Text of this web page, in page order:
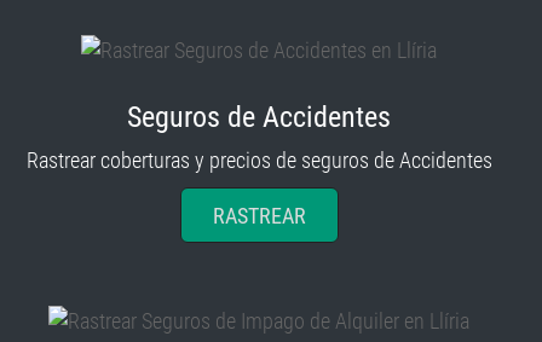
Rastrear coberturas y precios de seguros de Accidentes
RASTREAR